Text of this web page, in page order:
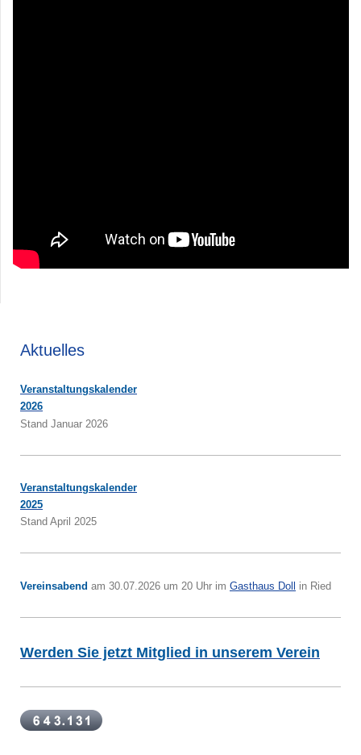
Aktuelles
Veranstaltungskalender
2026
Stand Januar 2026
Veranstaltungskalender
2025
Stand April 2025
Vereinsabend am 30.07.2026 um 20 Uhr im Gasthaus Doll in Ried
Werden Sie jetzt Mitglied in unserem Verein